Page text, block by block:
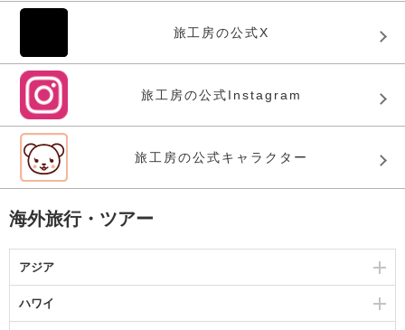
旅工房の公式X
旅工房の公式Instagram
旅工房の公式キャラクター
海外旅行・ツアー
アジア
ハワイ